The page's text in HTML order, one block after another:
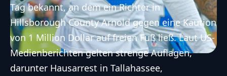
Tag bekannt, an dem ein Richter in
Hillsborough County Arnold gegen eine Kaution
von 1 Million Dollar auf freien Fuß ließ. Laut US-
Medienberichten gelten strenge Auflagen,
darunter Hausarrest in Tallahassee,